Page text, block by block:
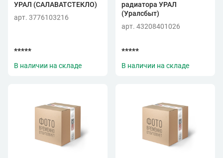
УРАЛ (САЛАВАТСТЕКЛО)
арт. 3776103216
*****
В наличии на складе
радиатора УРАЛ
(Уралсбыт)
арт. 43208401026
*****
В наличии на складе